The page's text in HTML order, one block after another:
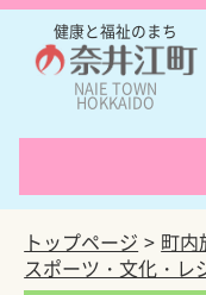
健康と福祉のまち
NAIE TOWN
HOKKAIDO
トップページ
町内
スポーツ・文化・レ